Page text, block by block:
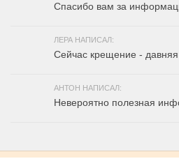
Спасибо вам за
ЛЕРА НАПИСАЛ:
Сейчас крещение -
АНТОН НАПИСАЛ:
Невероятно полезная